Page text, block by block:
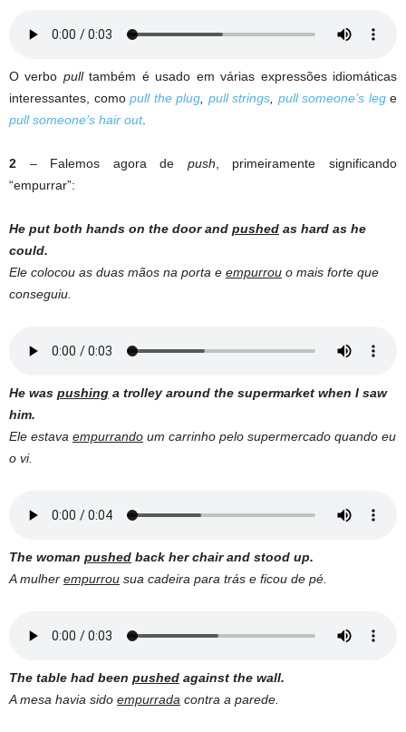
O verbo pulltambém é usado em várias expressões idiomáticas
interessantes, como pull the plug pull strings pull someone’s lege
pull someone’s hair out.
2 – Falemos agora de push , primeiramente significando
“empurrar”:
He put both hands on the door and pushed as hard as he
could.
Ele colocou as duas mãos na porta e empurrou o mais forte que
conseguiu.
He was pushing a trolley around the supermarket when I saw
him.
Ele estava empurrando um carrinho pelo supermercado quando eu
o vi.
The woman pushed back her chair and stood up.
A mulher empurrou sua cadeira para trás e ficou de pé.
The table had been pushed against the wall.
A mesa havia sido empurrada contra a parede.